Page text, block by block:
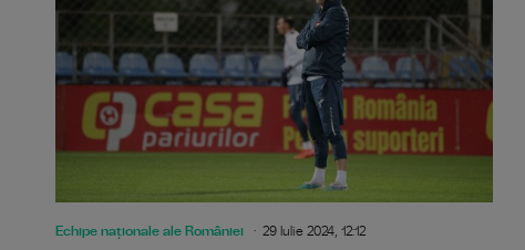
Echipe naționale ale României 29 Iulie 2024, 12:12